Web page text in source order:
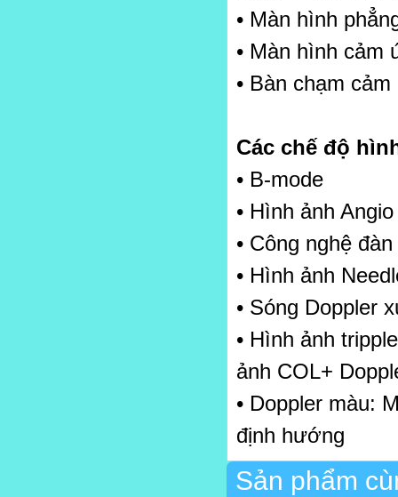
• Màn hình
• Màn hình cảm
• Bàn chạm
Các chế độ
• B-mode
• Hình ảnh Angio
• Công nghệ
• Hình ảnh
• Sóng Doppler
• Hình ảnh
ảnh COL+
• Doppler màu:
định hướng
Sản phẩm